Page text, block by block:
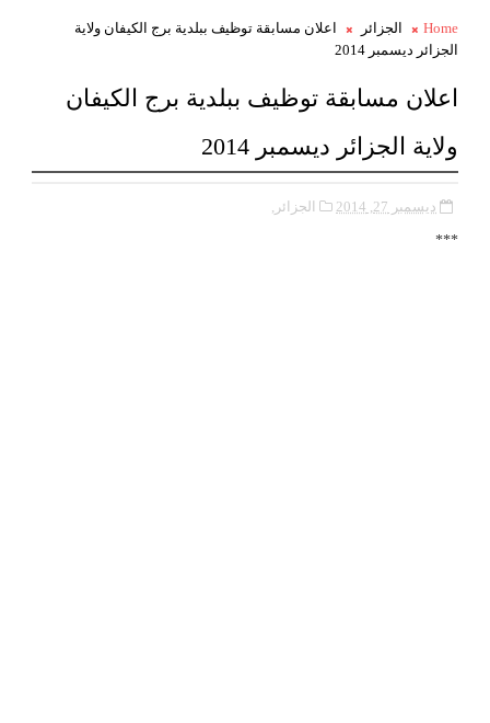
Home الجزائر
اعلان مسابقة توظيف ببلدية برج الكيفان ولاية
الجزائر ديسمبر 2014
اعلان مسابقة توظيف ببلدية برج الكيفان
ولاية الجزائر ديسمبر 2014
ديسمبر 27, 2014 الجزائر,
***